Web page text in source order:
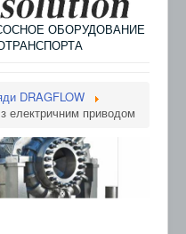
ОБОРУДОВАНИЕ
DRAGFLOW
електричним приводом